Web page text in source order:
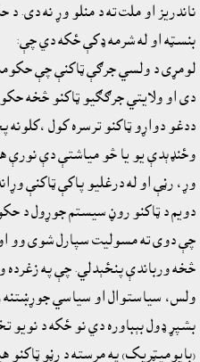
ناندريز او ملت ته د منلو وړ نه دى.
بنسټه او له شرمه ډکې ځکه دي چې:
لومړى د ولسي جرګې ټاکنې چې
دى او ولايتي جرګګيو ټاکنو څخه
ددغو دواړو ټاکنو ترسره کول
وځنډېدې يو يا څو مياشتې دې نورې
وړ، رڼې او له درغليو پاکې ټاکنې
دويم د ټاکنو روڼ سيستم جوړول د
چې دوی ته مسوليت سپارل شوى وو او
څخه ورباندې پنځېدلي. چې په
ولس، سياستوال او سياسي جوړښتنه
بشپړ ډول بېباوره دي نو ځکه د نويو
(بايوميټريک) په مرسته د رڼو